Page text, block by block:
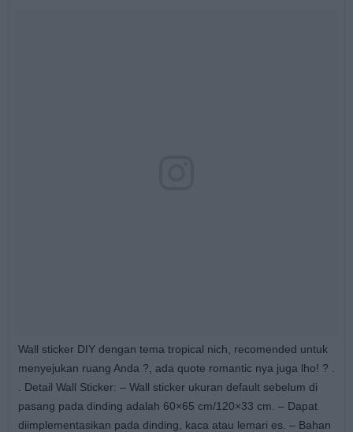
Wall sticker DIY dengan tema tropical nich, recomended untuk
menyejukan ruang Anda ?, ada quote romantic nya juga lho! ? .
. Detail Wall Sticker: – Wall sticker ukuran default sebelum di
pasang pada dinding adalah 60×65 cm/120×33 cm. – Dapat
diimplementasikan pada dinding, kaca atau lemari es. – Bahan